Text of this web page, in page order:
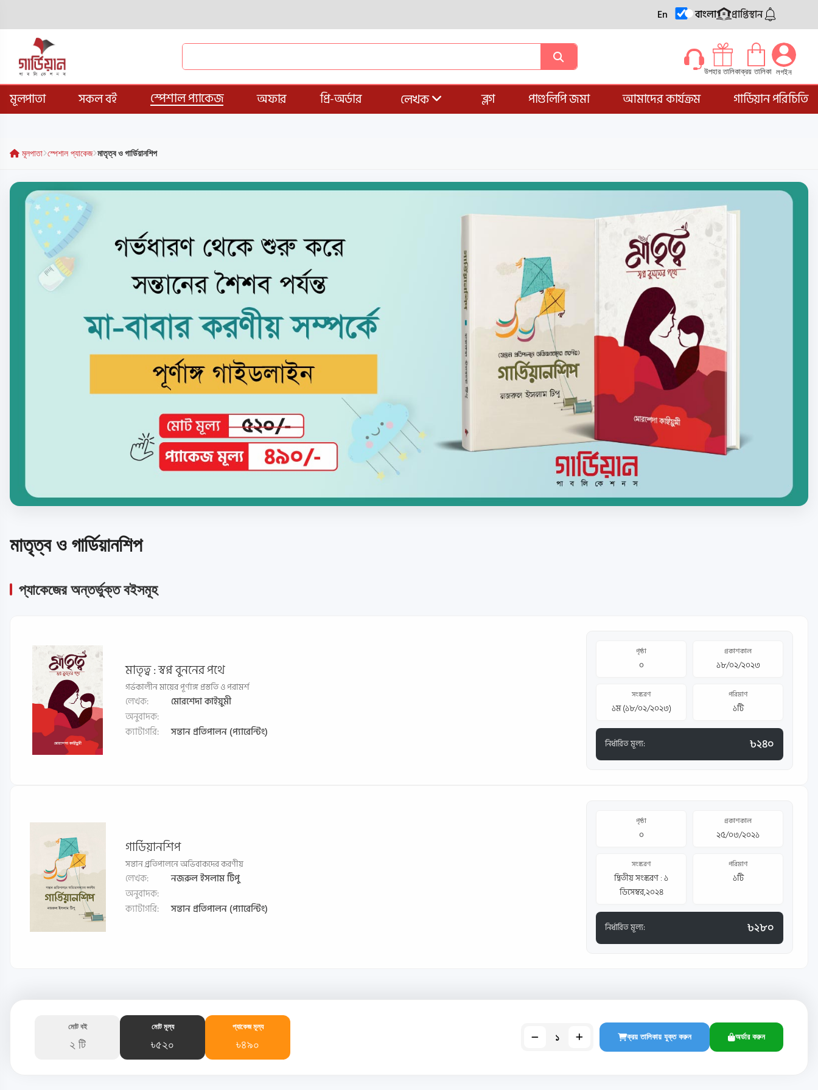
En বাংলা প্রাপ্তিস্থান
উপহার তালিকাক্রয় তালিকা লগইন
মূলপাতা সকল বই স্পেশাল প্যাকেজ অফার প্রি-অর্ডার লেখক ব্লগ পাণ্ডলিপি জমা আমাদের কার্যক্রম গার্ডিয়ান পরিচিতি
মূলপাতা স্পেশাল প্যাকেজ মাতৃত্ব ও গার্ডিয়ানশিপ
মাতৃত্ব ও গার্ডিয়ানশিপ
প্যাকেজের অন্তর্ভুক্ত বইসমূহ
মাতৃত্ব : স্বপ্ন বুননের পথে
গর্ভকালীন মায়ের পূর্ণাঙ্গ প্রস্ততি ও পরামর্শ
লেখক:
মোরশেদা কাইয়ুমী
অনুবাদক:
ক্যাটাগরি:
সন্তান প্রতিপালন (প্যারেন্টিং)
পৃষ্ঠা
০
প্রকাশকাল
১৮/০২/২০২৩
সংস্করণ
১ম (১৮/০২/২০২৩)
পরিমাণ
১টি
নির্ধারিত মূল্য: ৳২৪০
গার্ডিয়ানশিপ
সন্তান প্র্রতিপালনে অভিবাকদের করণীয়
লেখক:
নজরুল ইসলাম টিপু
অনুবাদক:
ক্যাটাগরি:
সন্তান প্রতিপালন (প্যারেন্টিং)
পৃষ্ঠা
০
প্রকাশকাল
২৫/০৩/২০২১
সংস্করণ
দ্বিতীয় সংস্করণ : ১
ডিসেম্বর,২০২৪
পরিমাণ
১টি
নির্ধারিত মূল্য: ৳২৮০
মোট বই
২ টি
মোট মূল্য
৳৫২০
প্যাকেজ মূল্য
৳৪৯০ ১ ক্রয় তালিকায় যুক্ত করুন অর্ডার করুন